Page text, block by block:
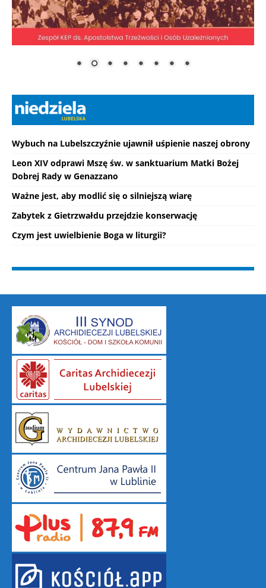
Wybuch na Lubelszczyźnie ujawnił uśpienie naszej obrony
Leon XIV odprawi Mszę św. w sanktuarium Matki Bożej
Dobrej Rady w Genazzano
Ważne jest, aby modlić się o silniejszą wiarę
Zabytek z Gietrzwałdu przejdzie konserwację
Czym jest uwielbienie Boga w liturgii?